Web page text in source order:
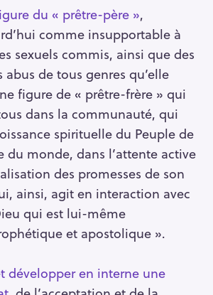
du « prêtre-père »,
comme insupportable à
sexuels commis, ainsi que des
abus de tous genres qu’elle
figure de « prêtre-frère » qui
dans la communauté, qui
spirituelle du Peuple de
du monde, dans l’attente active
des promesses de son
ainsi, agit en interaction avec
qui est lui-même
et apostolique ».
développer en interne une